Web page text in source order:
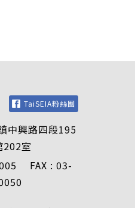
TaiSEIA粉絲團
中興路四段195
202室
FAX : 03-